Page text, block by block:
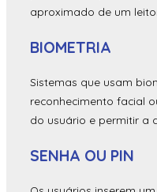
aproximado de um
BIOMETRIA
Sistemas que usam
reconhecimento facial
do usuário e permitir a
SENHA OU PIN